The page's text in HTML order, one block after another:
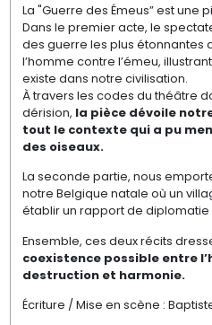
La "Guerre des Émeus” est une
Dans le premier acte, le
des guerre les plus étonnantes
l’homme contre l’émeu,
existe dans notre civilisation.
À travers les codes du théâtre
dérision, la pièce dévoile
tout le contexte qui a pu
des oiseaux.
La seconde partie, nous
notre Belgique natale où un
établir un rapport de
Ensemble, ces deux récits
coexistence possible entre
destruction et harmonie.
Écriture / Mise en scène :